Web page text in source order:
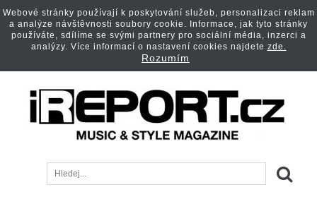
Webové stránky používají k poskytování služeb, personalizaci reklam
a analýze návštěvnosti soubory cookie. Informace, jak tyto stránky
používáte, sdílíme se svými partnery pro sociální média, inzerci a
analýzy. Více informací o nastavení cookies najdete zde.
Rozumím